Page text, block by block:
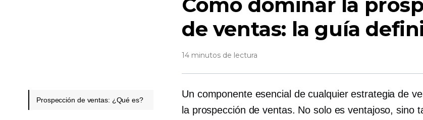
de ventas: la guía
14 minutos de lectura
Un componente esencial de cualquier estrategia de
la prospección de ventas. No solo es ventajoso, sino
Prospección de ventas: ¿Qué es?